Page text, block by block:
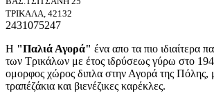
ΤΡΙΚΑΛΑ, 42132
2431075247
Η "Παλιά Αγορά" ένα απο τα πιο ιδιαίτερα
των Τρικάλων με έτος ιδρύσεως γύρω στο
ομορφος χώρος διπλα στην Αγορά της Πόλης,
τραπέζάκια και βιενέζικες καρέκλες.